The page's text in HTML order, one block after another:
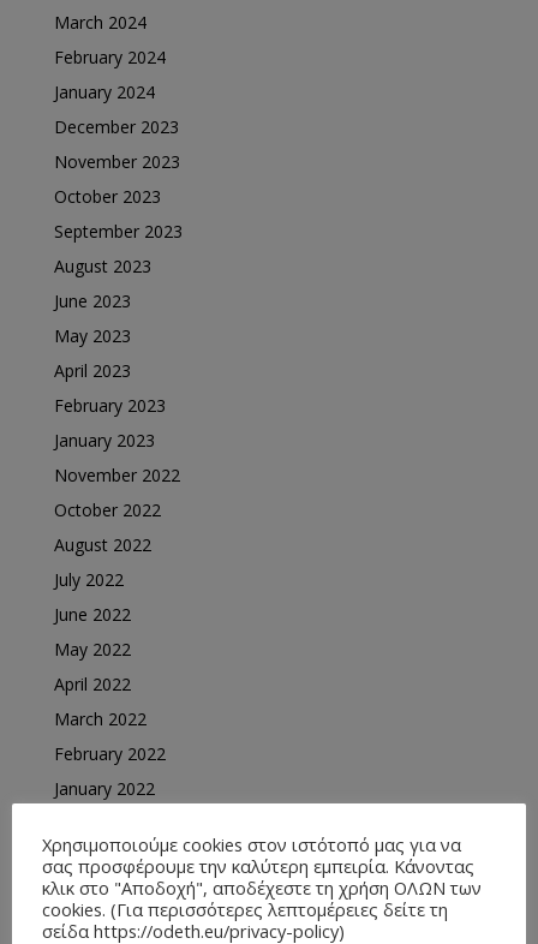
March 2024
February 2024
January 2024
December 2023
November 2023
October 2023
September 2023
August 2023
June 2023
May 2023
April 2023
February 2023
January 2023
November 2022
October 2022
August 2022
July 2022
June 2022
May 2022
April 2022
March 2022
February 2022
January 2022
November 2021
October 2021
September 2021
Χρησιμοποιούμε cookies στον ιστότοπό μας για να
σας προσφέρουμε την καλύτερη εμπειρία. Κάνοντας
κλικ στο "Αποδοχή", αποδέχεστε τη χρήση ΟΛΩΝ των
cookies. (Για περισσότερες λεπτομέρειες δείτε τη
σείδα https://odeth.eu/privacy-policy)